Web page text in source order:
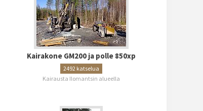
Kairakone GM200 ja polle 850xp
2492 katselua
Kairausta Ilomantsin alueella